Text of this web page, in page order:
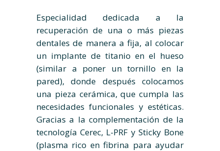
Especialidad dedicada a la
recuperación de una o más piezas
dentales de manera a fija, al colocar
un implante de titanio en el hueso
(similar a poner un tornillo en la
pared), donde después colocamos
una pieza cerámica, que cumpla las
necesidades funcionales y estéticas.
Gracias a la complementación de la
tecnología Cerec, L-PRF y Sticky Bone
(plasma rico en fibrina para ayudar